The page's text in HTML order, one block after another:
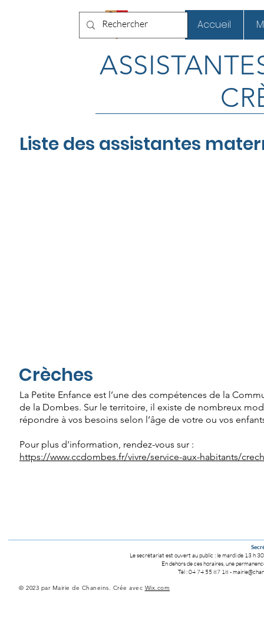
Chaneins Accueil
Liste des assistantes
Crèches
La Petite Enfance est l’une des compétences de la
de la Dombes. Sur le territoire, il existe de nombreux
répondre à vos besoins selon l’âge de votre ou vos
Pour plus d'information, rendez-vous sur :
https://www.ccdombes.fr/vivre/service-aux-habitants/
Le secrétariat est ouvert au public : le mardi de 13 h
En dehors de ces horaires, une
Tél : 04 74 55 87 18-
© 2023 par Mairie de Chaneins. Crée avec Wix.com